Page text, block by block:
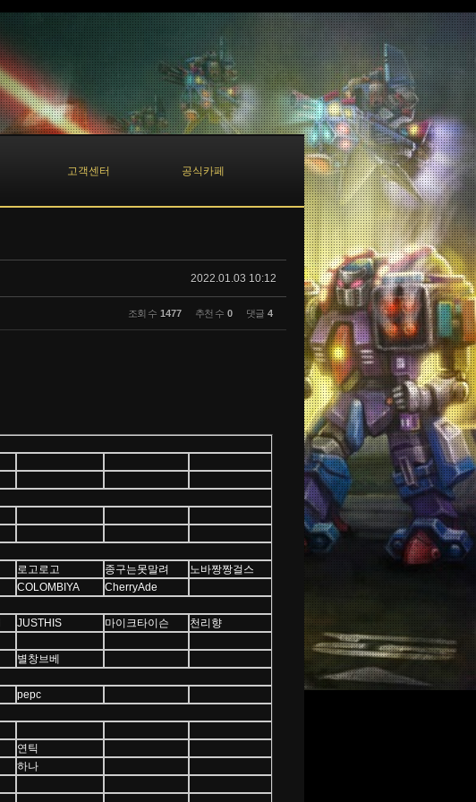
고객센터 공식카페
2022.01.03 10:12
조회 수 1477 추천 수 0 댓글 4
로고로고 종구는못말려
노바짱짱걸스
COLOMBIYA
CherryAde
JUSTHIS 마이크타이슨
천리향
별창브베
pepc
연틱
하나